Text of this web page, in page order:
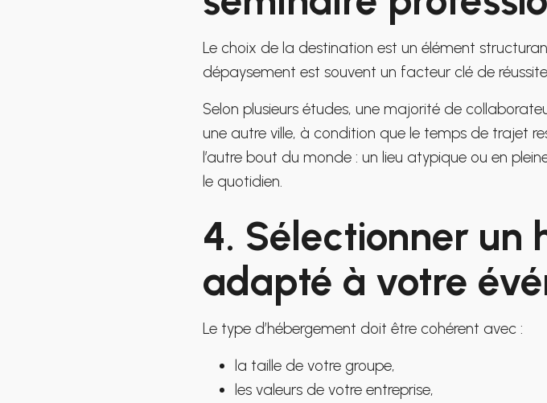
Le choix de la destination est un élément
dépaysement est souvent un facteur clé de
Selon plusieurs études, une majorité de
une autre ville, à condition que le temps de trajet
l’autre bout du monde : un lieu atypique ou en
le quotidien.
4. Sélectionner un
adapté à votre
Le type d’hébergement doit être cohérent avec :
la taille de votre groupe,
les valeurs de votre entreprise,